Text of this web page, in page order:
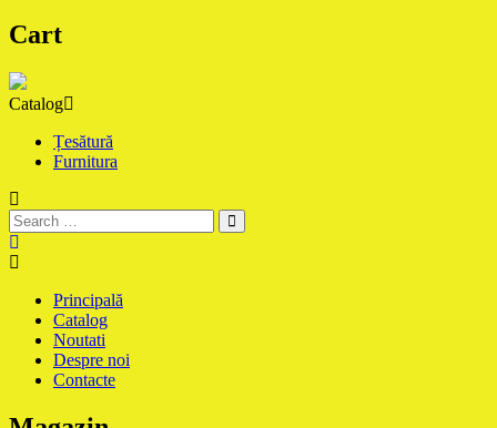
Cart
Catalog
Țesătură
Furnitura
Principală
Catalog
Noutati
Despre noi
Contacte